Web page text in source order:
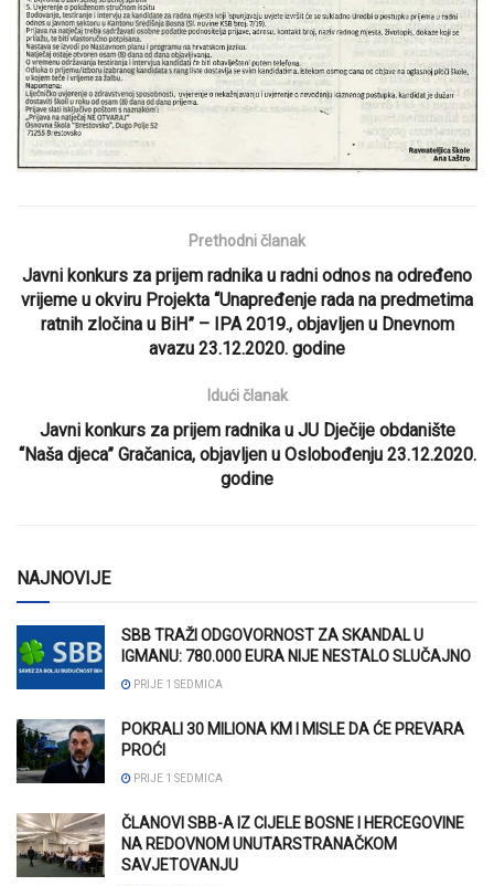
Prethodni članak
Javni konkurs za prijem radnika u radni odnos na određeno
vrijeme u okviru Projekta “Unapređenje rada na predmetima
ratnih zločina u BiH” – IPA 2019., objavljen u Dnevnom
avazu 23.12.2020. godine
Idući članak
Javni konkurs za prijem radnika u JU Dječije obdanište
“Naša djeca” Gračanica, objavljen u Oslobođenju 23.12.2020.
godine
NAJNOVIJE
SBB TRAŽI ODGOVORNOST ZA SKANDAL U
IGMANU: 780.000 EURA NIJE NESTALO SLUČAJNO
PRIJE 1 SEDMICA
POKRALI 30 MILIONA KM I MISLE DA ĆE PREVARA
PROĆI
PRIJE 1 SEDMICA
ČLANOVI SBB-A IZ CIJELE BOSNE I HERCEGOVINE
NA REDOVNOM UNUTARSTRANAČKOM
SAVJETOVANJU